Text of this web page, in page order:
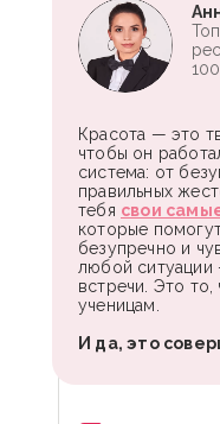
Красота — это
чтобы он
система: от
правильных
тебя свои
которые
безупречно и
любой ситуации
встречи. Это
ученицам.
И да, это